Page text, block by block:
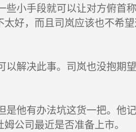
小手段就可以让对方俯首
好，而且司岚应该也不希
解决此事。司岚也没抱期
他有办法坑这货一把。他
公司最近是否准备上市。